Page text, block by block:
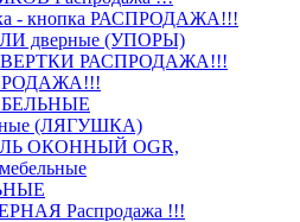
- кнопка РАСПРОДАЖА!!!
дверные (УПОРЫ)
РАСПРОДАЖА!!!
(ЛЯГУШКА)
ОКОННЫЙ OGR,
Распродажа !!!